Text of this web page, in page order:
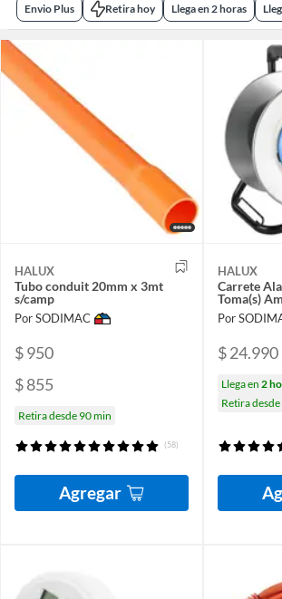
Envio Plus Retira hoy Llega en 2 horas
HALUX
Tubo conduit 20mm x 3mt
s/camp
Por SODIMAC
$ 950
$ 855
Retira desde 90 min
(58)
Agregar
HALUX
Carrete
Toma(s)
Por
$ 24.990
Llega en 2
Retira